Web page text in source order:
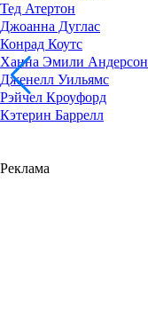
Тед Атертон
Джоанна Дуглас
Конрад Коутс
Ханна Эмили Андерсон
Дженелл Уильямс
Рэйчел Кроуфорд
Кэтерин Баррелл
Реклама